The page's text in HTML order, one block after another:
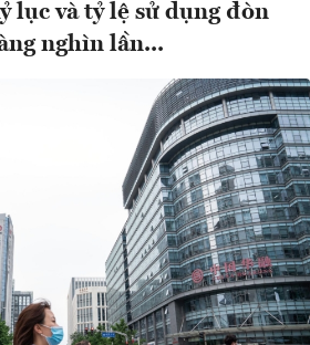
lục và tỷ lệ sử dụng đòn
nghìn lần...